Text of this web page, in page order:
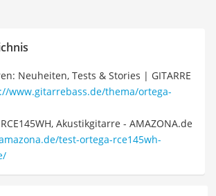
Neuheiten, Tests & Stories | GITARRE
www.gitarrebass.de/thema/ortega-
Akustikgitarre - AMAZONA.de
test-ortega-rce145wh-